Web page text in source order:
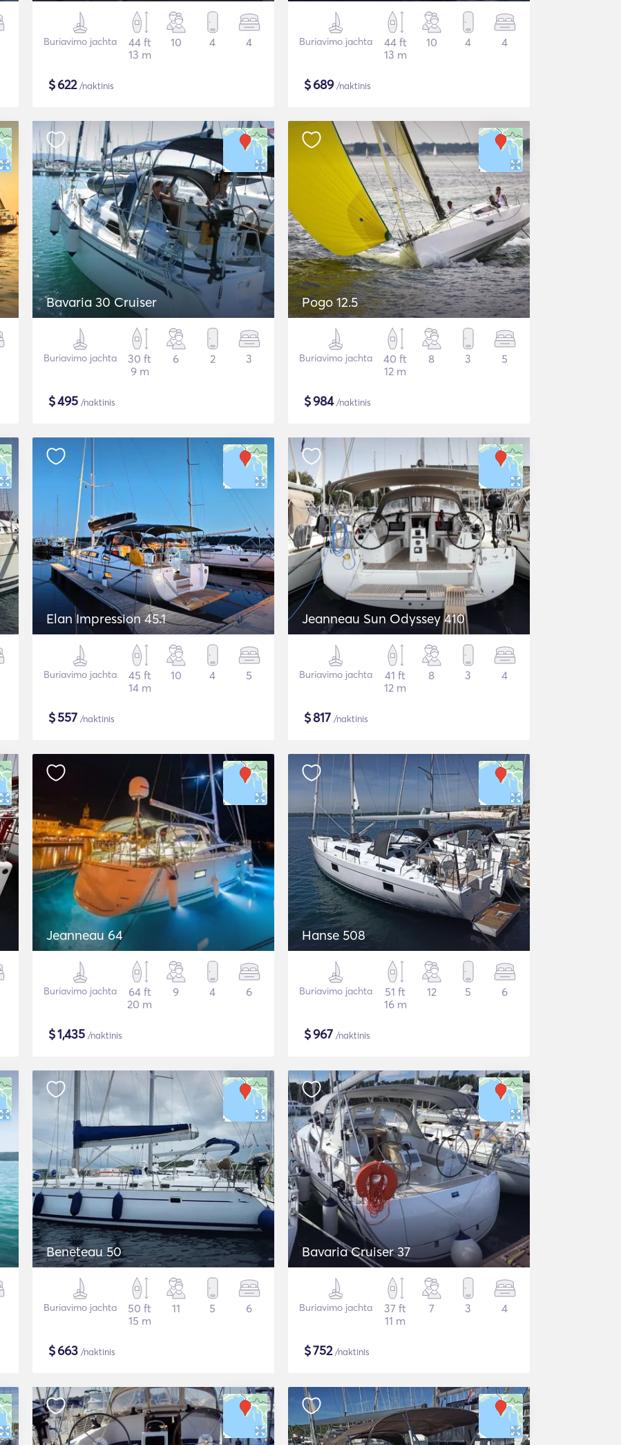
Buriavimo jachta
44 ft
13 m
10 4 4
$622/naktinis
Buriavimo jachta
44 ft
13 m
10 4 4
$689/naktinis
Bavaria 30 Cruiser
Buriavimo jachta
30 ft
9 m
6 2 3
$495 /naktinis
Pogo 12.5
Buriavimo jachta
40 ft
12 m
8 3 5
$984/naktinis
Elan Impression 45.1
Buriavimo jachta
45 ft
14 m
10 4 5
$557 /naktinis
Jeanneau Sun Odyssey 410
Buriavimo jachta
41 ft
12 m
8 3 4
$817 /naktinis
Jeanneau 64
Buriavimo jachta
64 ft
20 m
9 4 6
$1,435 /naktinis
Hanse 508
Buriavimo jachta
51 ft
16 m
12 5 6
$967 /naktinis
Beneteau 50
Buriavimo jachta
50 ft
15 m
11 5 6
$663 /naktinis
Bavaria Cruiser 37
Buriavimo jachta
37 ft
11 m
7 3 4
$752/naktinis